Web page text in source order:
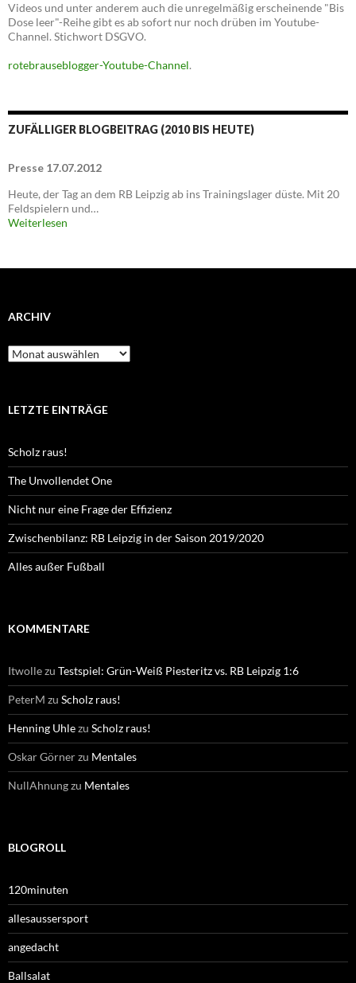
Videos und unter anderem auch die unregelmäßig erscheinende "Bis
Dose leer"-Reihe gibt es ab sofort nur noch drüben im Youtube-
Channel. Stichwort DSGVO.
rotebrauseblogger-Youtube-Channel.
ZUFÄLLIGER BLOGBEITRAG (2010 BIS HEUTE)
Presse 17.07.2012
Heute, der Tag an dem RB Leipzig ab ins Trainingslager düste. Mit 20
Feldspielern und…
Weiterlesen
ARCHIV
Archiv
LETZTE EINTRÄGE
Scholz raus!
The Unvollendet One
Nicht nur eine Frage der Effizienz
Zwischenbilanz: RB Leipzig in der Saison 2019/2020
Alles außer Fußball
KOMMENTARE
Itwollezu Testspiel: Grün-Weiß Piesteritz vs. RB Leipzig 1:6
PeterM zu Scholz raus!
Henning Uhlezu Scholz raus!
Oskar Görnerzu Mentales
NullAhnungzu Mentales
BLOGROLL
120minuten
allesaussersport
angedacht
Ballsalat